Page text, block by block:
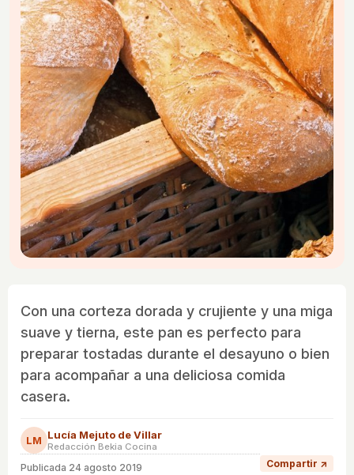
Con una corteza dorada y crujiente y una miga
suave y tierna, este pan es perfecto para
preparar tostadas durante el desayuno o bien
para acompañar a una deliciosa comida
casera.
LM Lucía Mejuto de Villar
Redacción Bekia Cocina
Publicada 24 agosto 2019 Compartir ↗